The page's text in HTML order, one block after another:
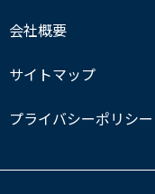
会社概要
サイトマップ
プライバシーポリシー